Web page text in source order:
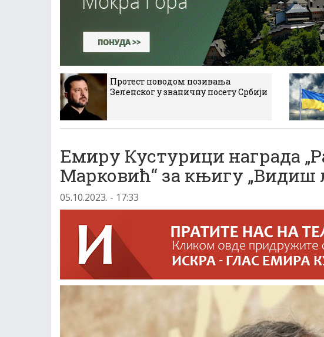
Протест поводом позивања
Зеленског у званичну посету Србији
Емиру Кустурици награда
Марковић“ за књигу „Видиш
05.10.2023. - 17:33